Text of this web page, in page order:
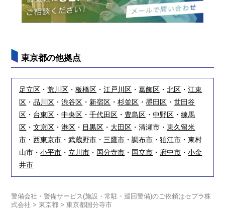
東京都の他拠点
足立区 ・荒川区 ・板橋区 ・江戸川区 ・葛飾区 ・北区 ・江東
区 ・品川区 ・渋谷区 ・ 新宿区 ・杉並区 ・墨田区 ・世田谷
区 ・ 台東区 ・中央区 ・千代田区 ・ 豊島区 ・中野区 ・練馬
区 ・文京区 ・港区 ・ 目黒区 ・ 大田区 ・清瀬市・東久留米
市 ・西東京市 ・武蔵野市 ・ 三鷹市 ・調布市 ・狛江市 ・東村
山市・小平市 ・ 立川市 ・ 国分寺市 ・ 国立市 ・ 府中市 ・小金
井市
警備会社・警備サービス(施設・常駐・巡回警備)のご依頼はセプラ株
式会社 >東京都 >東京都国分寺市